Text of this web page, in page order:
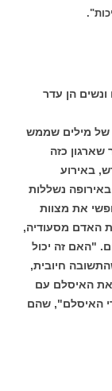
הן עדר
של מילים שממש
כזה
באירוע
נשללות
את מצוות
האדם מסעודיה,
"האם זה יכול
חיובית,
את האיסלם עם
האיסלם", שהם